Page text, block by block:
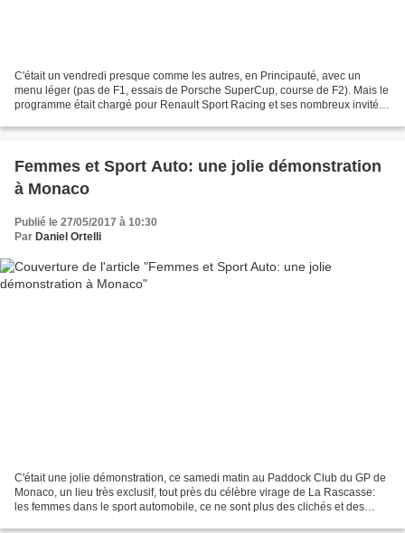
C'était un vendredi presque comme les autres, en Principauté, avec un
menu léger (pas de F1, essais de Porsche SuperCup, course de F2). Mais le
programme était chargé pour Renault Sport Racing et ses nombreux invités.
Femmes et Sport Auto: une jolie démonstration
à Monaco
Publié le 27/05/2017 à 10:30
Par Daniel Ortelli
C'était une jolie démonstration, ce samedi matin au Paddock Club du GP de
Monaco, un lieu très exclusif, tout près du célèbre virage de La Rascasse:
les femmes dans le sport automobile, ce ne sont plus des clichés et des